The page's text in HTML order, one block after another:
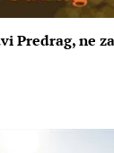
Predrag, ne